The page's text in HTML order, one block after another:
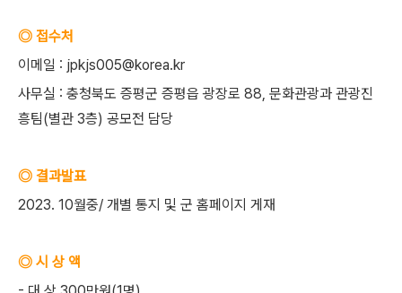
◎ 접수처
이메일 : jpkjs005@korea.kr
사무실 : 충청북도 증평군 증평읍 광장로 88, 문화관광과 관광진
흥팀(별관 3층) 공모전 담당
◎ 결과발표
2023. 10월중/ 개별 통지 및 군 홈페이지 게재
◎ 시 상 액